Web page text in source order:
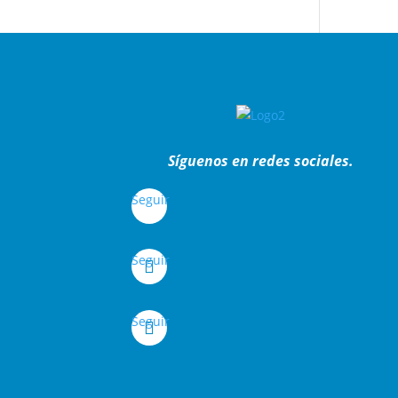
Síguenos en redes sociales.
Seguir
Seguir
Seguir